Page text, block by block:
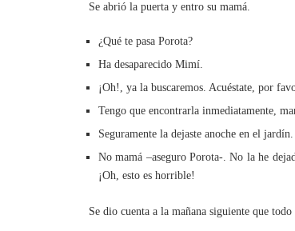
Se abrió la puerta y entro su mamá.
¿Qué te pasa Porota?
Ha desaparecido Mimí.
¡Oh!, ya la buscaremos. Acuéstate, por
Tengo que encontrarla inmediatamente,
Seguramente la dejaste anoche en el
No mamá –aseguro Porota-. No la he
¡Oh, esto es horrible!
Se dio cuenta a la mañana siguiente que todo